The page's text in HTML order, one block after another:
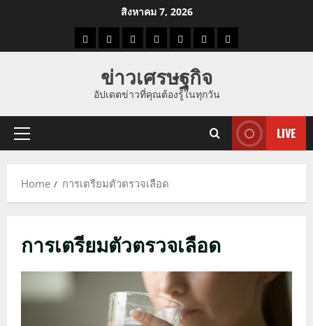
สิงหาคม 7, 2026
ราคาแนว
ราคา
ทอง
ข่าว
นี้
ข่าว
ดูด
ที่
ผู้ชาย
ข่าวเศรษฐกิจ
อัปเดตข่าวที่คุณต้องรู้ในทุกวัน
Primary
LIVE
Home การเตรียมตัวตรวจเลือด
การเตรียมตัวตรวจเลือด